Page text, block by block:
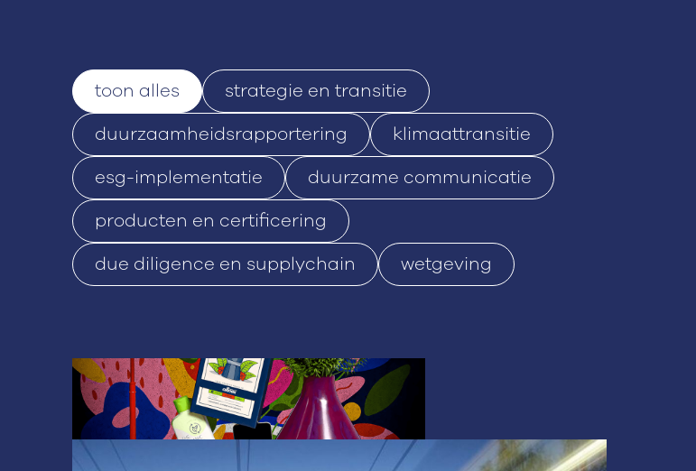
toon alles
strategie en transitie
duurzaamheidsrapportering
klimaattransitie
esg-implementatie
duurzame communicatie
producten en certificering
due diligence en supplychain
wetgeving